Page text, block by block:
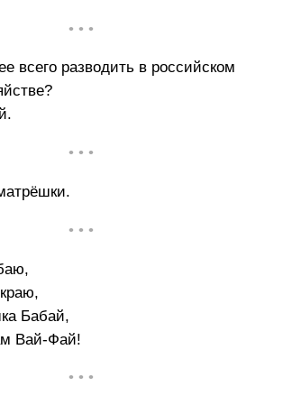
• • •
всего разводить в российском
• • •
• • •
Бабай,
Вай-Фай!
• • •